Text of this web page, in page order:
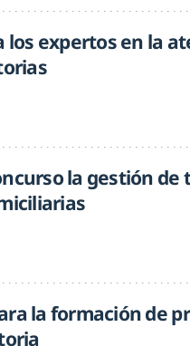
los expertos en la
la gestión de
la formación de